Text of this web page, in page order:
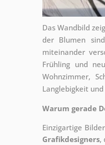
Das Wandbild
der Blumen
miteinander
Frühling und
Wohnzimmer,
Langlebigkeit
Warum gerade
Einzigartige
Grafikdesigners,